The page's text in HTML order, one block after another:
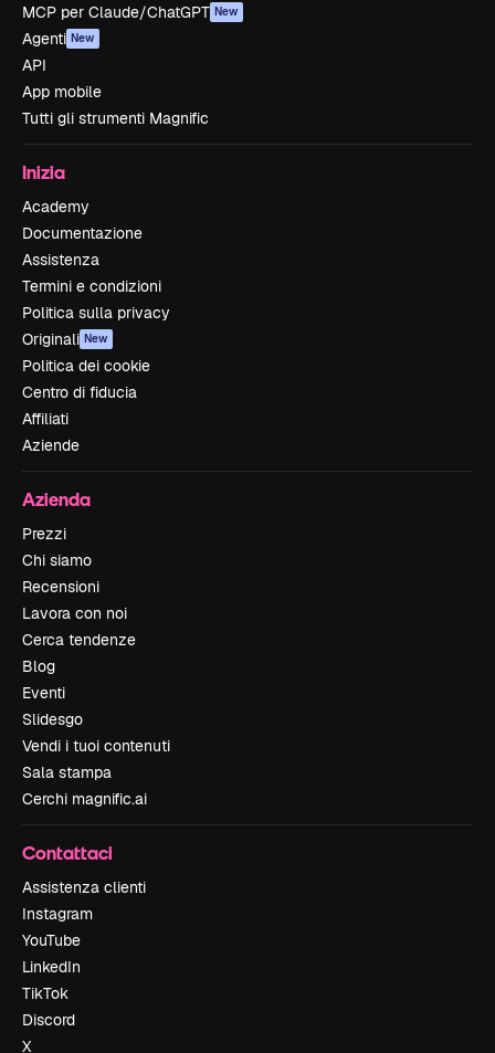
MCP per Claude/ChatGPT New
Agenti New
API
App mobile
Tutti gli strumenti Magnific
Inizia
Academy
Documentazione
Assistenza
Termini e condizioni
Politica sulla privacy
Originali New
Politica dei cookie
Centro di fiducia
Affiliati
Aziende
Azienda
Prezzi
Chi siamo
Recensioni
Lavora con noi
Cerca tendenze
Blog
Eventi
Slidesgo
Vendi i tuoi contenuti
Sala stampa
Cerchi magnific.ai
Contattaci
Assistenza clienti
Instagram
YouTube
LinkedIn
TikTok
Discord
X